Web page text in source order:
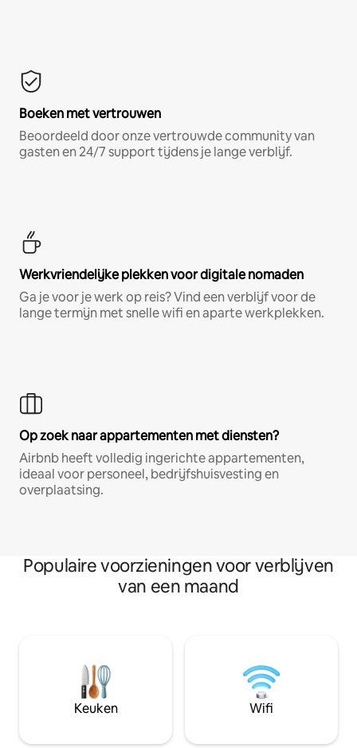
Boeken met vertrouwen
Beoordeeld door onze vertrouwde community van
gasten en 24/7 support tijdens je lange verblijf.
Werkvriendelijke plekken voor digitale nomaden
Ga je voor je werk op reis? Vind een verblijf voor de
lange termijn met snelle wifi en aparte werkplekken.
Op zoek naar appartementen met diensten?
Airbnb heeft volledig ingerichte appartementen,
ideaal voor personeel, bedrijfshuisvesting en
overplaatsing.
Populaire voorzieningen voor verblijven
van een maand
Keuken Wifi